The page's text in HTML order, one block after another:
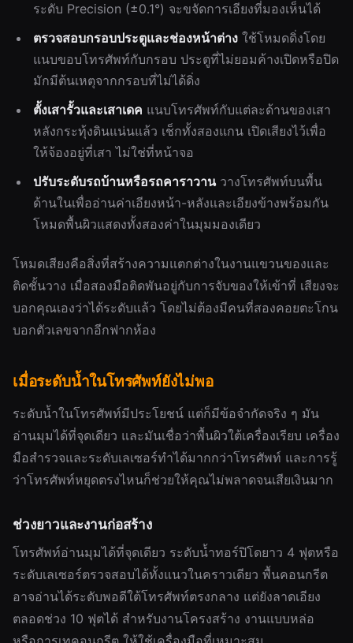
ระดับ Precision (±0.1°) จะขจัดการเอียงที่มองเห็นได้
ตรวจสอบกรอบประตูและช่องหน้าต่าง ใช้โหมดดิ่งโดย
แนบขอบโทรศัพท์กับกรอบ ประตูที่ไม่ยอมค้างเปิดหรือปิด
มักมีต้นเหตุจากกรอบที่ไม่ได้ดิ่ง
ตั้งเสารั้วและเสาเดค แนบโทรศัพท์กับแต่ละด้านของเสา
หลังกระทุ้งดินแน่นแล้ว เช็กทั้งสองแกน เปิดเสียงไว้เพื่อ
ให้จ้องอยู่ที่เสา ไม่ใช่ที่หน้าจอ
ปรับระดับรถบ้านหรือรถคาราวานวางโทรศัพท์บนพื้น
ด้านในเพื่ออ่านค่าเอียงหน้า-หลังและเอียงข้างพร้อมกัน
โหมดพื้นผิวแสดงทั้งสองค่าในมุมมองเดียว
โหมดเสียงคือสิ่งที่สร้างความแตกต่างในงานแขวนของและ
ติดชั้นวาง เมื่อสองมือติดพันอยู่กับการจับของให้เข้าที่ เสียงจะ
บอกคุณเองว่าได้ระดับแล้ว โดยไม่ต้องมีคนที่สองคอยตะโกน
บอกตัวเลขจากอีกฟากห้อง
เมื่อระดับน้ำในโทรศัพท์ยังไม่พอ
ระดับน้ำในโทรศัพท์มีประโยชน์ แต่ก็มีข้อจำกัดจริง ๆ มัน
อ่านมุมได้ที่จุดเดียว และมันเชื่อว่าพื้นผิวใต้เครื่องเรียบ เครื่อง
มือสำรวจและระดับเลเซอร์ทำได้มากกว่าโทรศัพท์ และการรู้
ว่าโทรศัพท์หยุดตรงไหนก็ช่วยให้คุณไม่พลาดจนเสียเงินมาก
ช่วงยาวและงานก่อสร้าง
โทรศัพท์อ่านมุมได้ที่จุดเดียว ระดับน้ำทอร์ปิโดยาว 4 ฟุตหรือ
ระดับเลเซอร์ตรวจสอบได้ทั้งแนวในคราวเดียว พื้นคอนกรีต
อาจอ่านได้ระดับพอดีใต้โทรศัพท์ตรงกลาง แต่ยังลาดเอียง
ตลอดช่วง 10 ฟุตได้ สำหรับงานโครงสร้าง งานแบบหล่อ